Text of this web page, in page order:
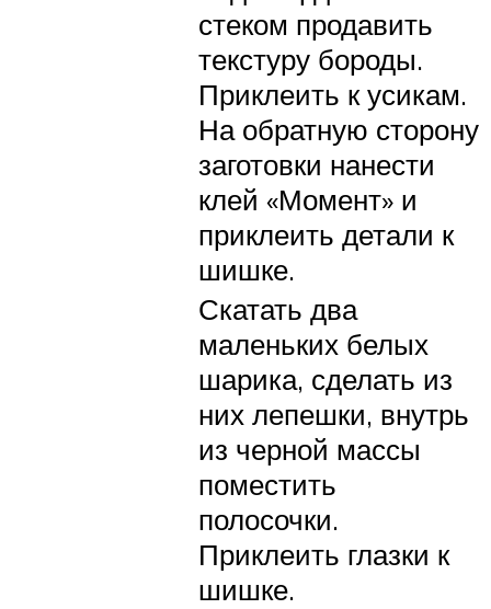
стеком продавить
текстуру бороды.
Приклеить к усикам.
На обратную сторону
заготовки нанести
клей «Момент» и
приклеить детали к
шишке.
Скатать два
маленьких белых
шарика, сделать из
них лепешки, внутрь
из черной массы
поместить
полосочки.
Приклеить глазки к
шишке.